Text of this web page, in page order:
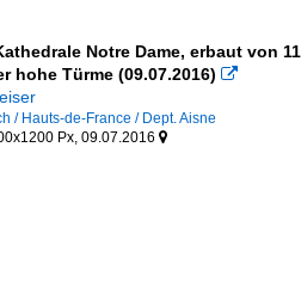
Notre Dame, erbaut von
hohe Türme (09.07.2016) 
/ Hauts-de-France / Dept. Aisne
Px, 09.07.2016 